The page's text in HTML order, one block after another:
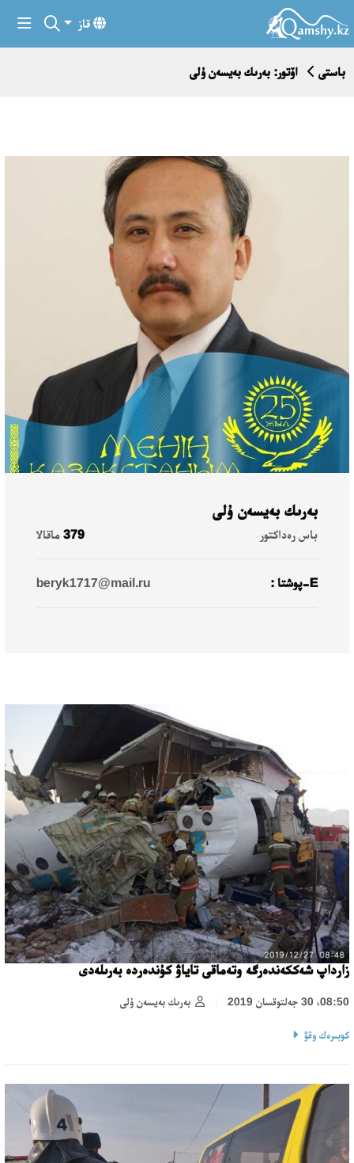
قاز
باستى اۆتور: بەرىك بەيسەن ۇلى
زارداپ شەككەندەرگە وتەماقى تاياۋ كۇندەردە بەرىلەدى
بەرىك بەيسەن ۇلى 08:50، 30 جەلتوقسان 2019
كوبىرەك وقۋ
بەرىك بەيسەن ۇلى
باس رەداكتور 379 ماقالا
E-پوشتا : beryk1717@mail.ru